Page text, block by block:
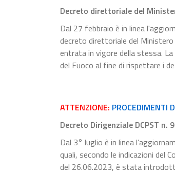
Decreto direttoriale del
Dal 27 febbraio è in linea
decreto direttoriale del
entrata in vigore della stessa.
del Fuoco al fine di rispettare i
ATTENZIONE: PROCEDIMENTI
Decreto Dirigenziale DCPST n.
Dal 3° luglio è in linea
quali, secondo le indicazioni del
del 26.06.2023, è stata